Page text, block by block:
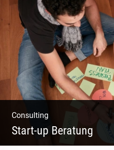
Einzel Coaching – Wir
zurück
Consulting
Start-up Beratung